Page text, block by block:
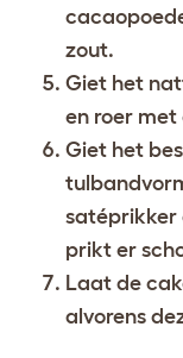
zout.
Giet het
en roer met
Giet het
satéprikker
prikt er
Laat de
alvorens